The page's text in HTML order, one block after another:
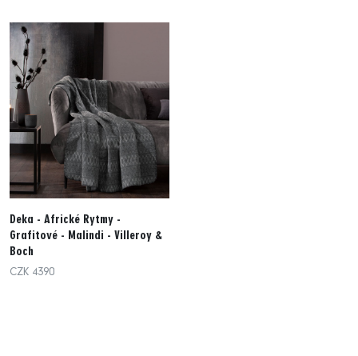
Deka - Africké Rytmy -
Grafitové - Malindi - Villeroy &
Boch
CZK 4390